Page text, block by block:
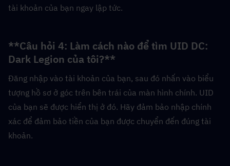
tài khoản của bạn ngay lập tức.
**Câu hỏi 4: Làm cách nào để tìm UID DC:
Dark Legion của tôi?**
Đăng nhập vào tài khoản của bạn, sau đó nhấn vào biểu
tượng hồ sơ ở góc trên bên trái của màn hình chính. UID
của bạn sẽ được hiển thị ở đó. Hãy đảm bảo nhập chính
xác để đảm bảo tiền của bạn được chuyển đến đúng tài
khoản.